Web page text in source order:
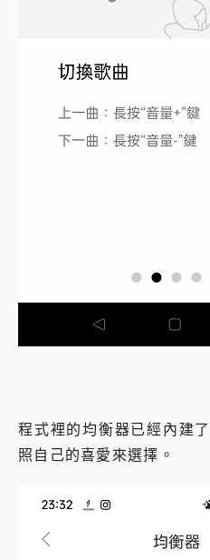
程式裡的均衡器已經內建
照自己的喜愛來選擇。